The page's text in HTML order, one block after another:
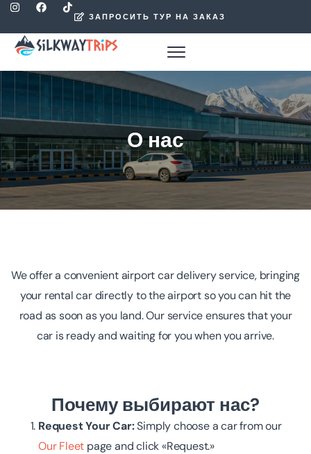
ЗАПРОСИТЬ ТУР НА ЗАКАЗ
О нас
We offer a convenient airport car delivery service, bringing
your rental car directly to the airport so you can hit the
road as soon as you land. Our service ensures that your
car is ready and waiting for you when you arrive.
Почему выбирают нас?
Request Your Car:Simply choose a car from our
Our Fleet page and click «Request.»